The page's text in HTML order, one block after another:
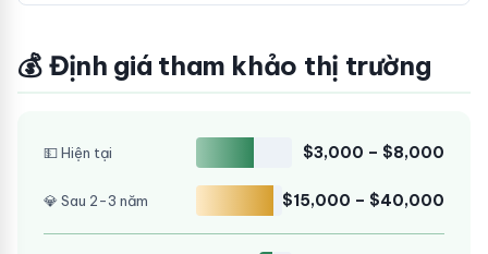
💰 Định giá tham khảo thị trường
💵 Hiện tại $3,000 – $8,000
💎 Sau 2-3 năm $15,000 – $40,000